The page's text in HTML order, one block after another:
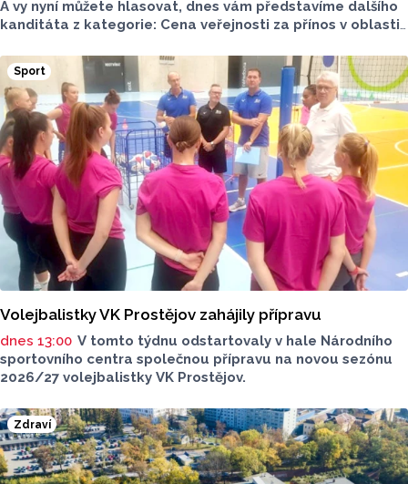
A vy nyní můžete hlasovat, dnes vám představíme dalšího
kanditáta z kategorie: Cena veřejnosti za přínos v oblasti
v Přerově, která má nominaci v kategorii: Významný počin
v ochraně životního prostředí - právnická osoba.
Sport
Volejbalistky VK Prostějov zahájily přípravu
dnes 13:00 V tomto týdnu odstartovaly v hale Národního
sportovního centra společnou přípravu na novou sezónu
2026/27 volejbalistky VK Prostějov.
Zdraví